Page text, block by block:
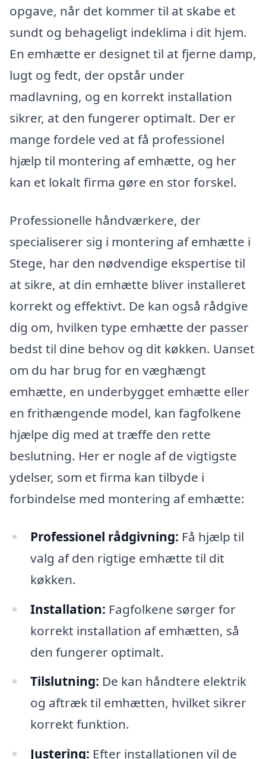
opgave, når det kommer til at skabe et
sundt og behageligt indeklima i dit hjem.
En emhætte er designet til at fjerne damp,
lugt og fedt, der opstår under
madlavning, og en korrekt installation
sikrer, at den fungerer optimalt. Der er
mange fordele ved at få professionel
hjælp til montering af emhætte, og her
kan et lokalt firma gøre en stor forskel.
Professionelle håndværkere, der
specialiserer sig i montering af emhætte i
Stege, har den nødvendige ekspertise til
at sikre, at din emhætte bliver installeret
korrekt og effektivt. De kan også rådgive
dig om, hvilken type emhætte der passer
bedst til dine behov og dit køkken. Uanset
om du har brug for en væghængt
emhætte, en underbygget emhætte eller
en frithængende model, kan fagfolkene
hjælpe dig med at træffe den rette
beslutning. Her er nogle af de vigtigste
ydelser, som et firma kan tilbyde i
forbindelse med montering af emhætte:
Professionel rådgivning: Få hjælp til
valg af den rigtige emhætte til dit
køkken.
Installation: Fagfolkene sørger for
korrekt installation af emhætten, så
den fungerer optimalt.
Tilslutning: De kan håndtere elektrik
og aftræk til emhætten, hvilket sikrer
korrekt funktion.
Justering: Efter installationen vil de